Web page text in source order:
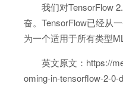
我们对TensorFlow
奋。TensorFlow已经从
为一个适用于所有类型
英文原文：https://
oming-in-tensorflow-2-0-